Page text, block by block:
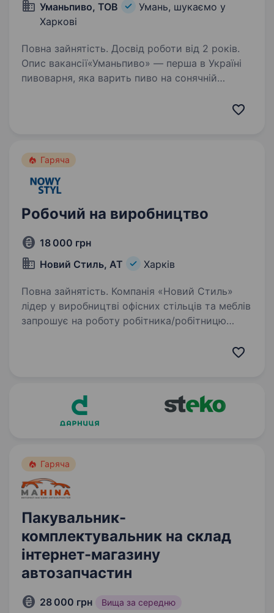
Уманьпиво, ТОВ
Умань, шукаємо у
Харкові
Повна зайнятість. Досвід роботи від 2 років.
Опис вакансії«Уманьпиво» — перша в Україні
пивоварня, яка варить пиво на сонячній
Гаряча
Робочий на виробництво
18 000 грн
Новий Стиль, АТ
Харків
Повна зайнятість. Компанія «Новий Стиль»
лідер у виробництві офісних стільців та меблів
запрошує на роботу робітника/робітницю
Гаряча
Пакувальник-
комплектувальник на склад
інтернет-магазину
автозапчастин
28 000 грн Вища за середню